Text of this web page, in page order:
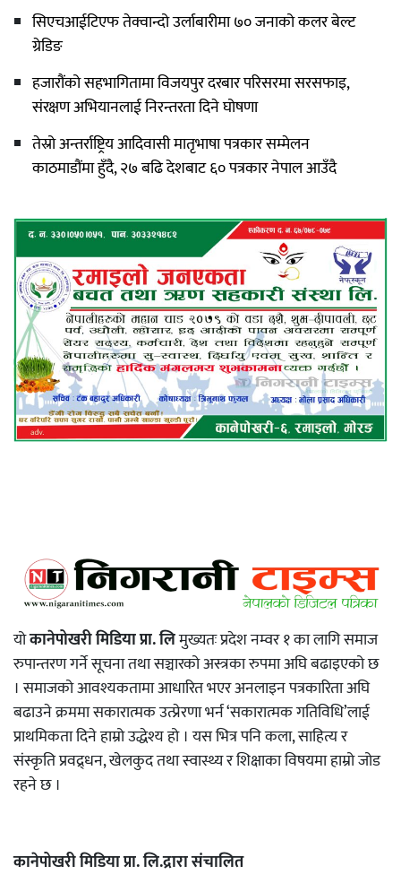
सिएचआईटिएफ तेक्वान्दो उर्लाबारीमा ७० जनाको कलर बेल्ट
ग्रेडिङ
हजारौंको सहभागितामा विजयपुर दरबार परिसरमा सरसफाइ,
संरक्षण अभियानलाई निरन्तरता दिने घोषणा
तेस्रो अन्तर्राष्ट्रिय आदिवासी मातृभाषा पत्रकार सम्मेलन
काठमाडौंमा हुँदै, २७ बढि देशबाट ६० पत्रकार नेपाल आउँदै
योकानेपोखरी मिडिया प्रा. लिमुख्यतः प्रदेश नम्वर १ का लागि समाज
रुपान्तरण गर्ने सूचना तथा सञ्चारको अस्त्रका रुपमा अघि बढाइएको छ
। समाजको आवश्यकतामा आधारित भएर अनलाइन पत्रकारिता अघि
बढाउने क्रममा सकारात्मक उत्प्रेरणा भर्न ‘सकारात्मक गतिविधि’लाई
प्राथमिकता दिने हाम्रो उद्धेश्य हो । यस भित्र पनि कला, साहित्य र
संस्कृति प्रवद्र्धन, खेलकुद तथा स्वास्थ्य र शिक्षाका विषयमा हाम्रो जोड
रहने छ ।
कानेपोखरी मिडिया प्रा. लि.द्रारा संचालित